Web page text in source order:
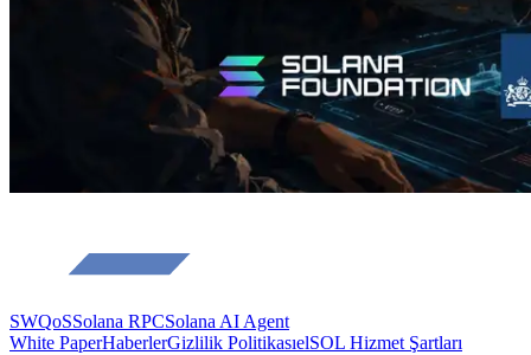
SWQoSSolana RPCSolana AI Agent
White PaperHaberlerGizlilik PolitikasıelSOL Hizmet Şartları